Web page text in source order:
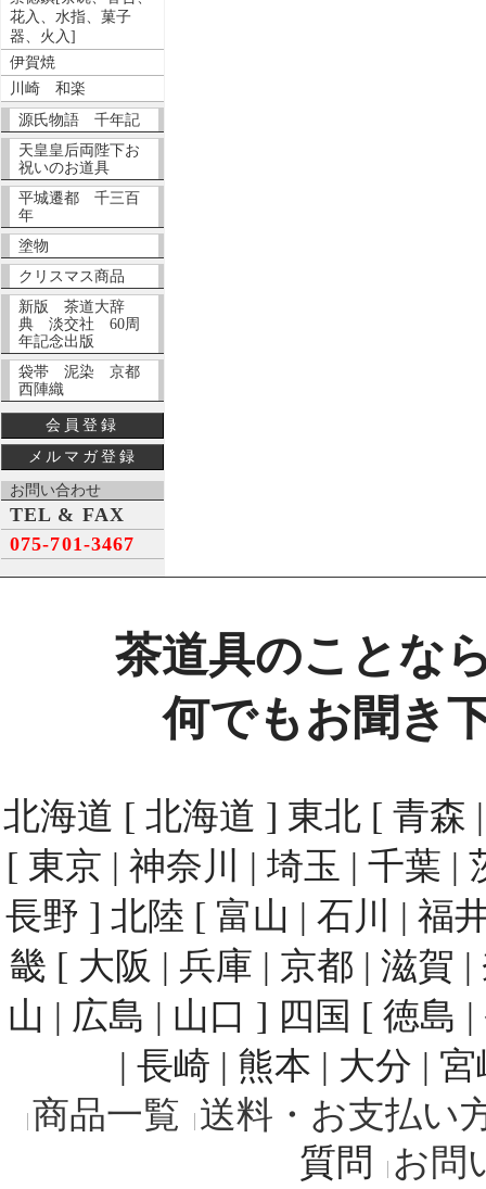
花入、水指、菓子
器、火入]
伊賀焼
川崎 和楽
源氏物語 千年記
天皇皇后両陛下お
祝いのお道具
平城遷都 千三百
年
塗物
クリスマス商品
新版 茶道大辞
典 淡交社 60周
年記念出版
袋帯 泥染 京都
西陣織
会員登録
メルマガ登録
お問い合わせ
TEL & FAX
075-701-3467
茶道具のことな
何でもお聞き
北海道 [ 北海道 ] 東北 [ 青森
[ 東京 | 神奈川 | 埼玉 | 千葉 |
長野 ] 北陸 [ 富山 | 石川 | 福
畿 [ 大阪 | 兵庫 | 京都 | 滋賀
山 | 広島 | 山口 ] 四国 [ 徳島
| 長崎 | 熊本 | 大分 |
商品一覧 送料・お支払い
質問
お問